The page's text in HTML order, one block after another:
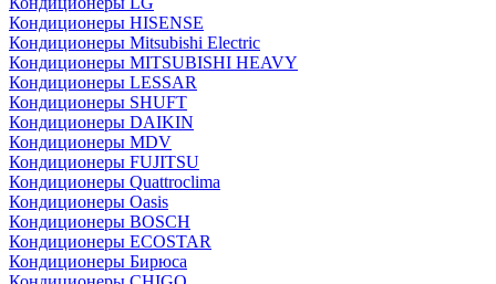
Кондиционеры HISENSE
Кондиционеры Mitsubishi Electric
Кондиционеры MITSUBISHI HEAVY
Кондиционеры LESSAR
Кондиционеры SHUFT
Кондиционеры DAIKIN
Кондиционеры MDV
Кондиционеры FUJITSU
Кондиционеры Quattroclima
Кондиционеры Oasis
Кондиционеры BOSCH
Кондиционеры ECOSTAR
Кондиционеры Бирюса